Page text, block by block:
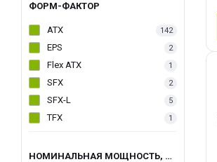
ФОРМ-ФАКТОР
ATX 142
EPS 2
Flex ATX 1
SFX 2
SFX-L 5
TFX 1
НОМИНАЛЬНАЯ МОЩНОСТЬ, ВТ